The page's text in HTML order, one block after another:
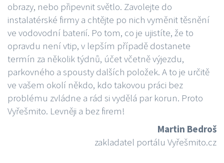
obrazy, nebo připevnit světlo. Zavolejte do
instalatérské firmy a chtějte po nich vyměnit těsnění
ve vodovodní baterií. Po tom, co je ujistíte, že to
opravdu není vtip, v lepším případě dostanete
termín za několik týdnů, účet včetně výjezdu,
parkovného a spousty dalších položek. A to je určitě
ve vašem okolí někdo, kdo takovou práci bez
problému zvládne a rád si vydělá par korun. Proto
Vyřešmito. Levněji a bez firem!
Martin Bedroš
zakladatel portálu Vyřešmito.cz